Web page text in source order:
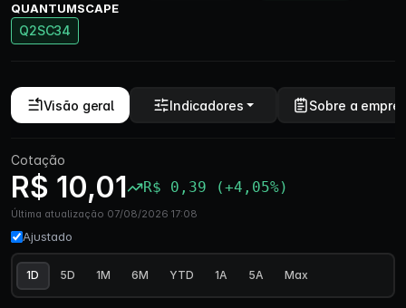
QUANTUMSCAPE
Q2SC34
Visão geral Indicadores Sobre a
Cotação
R$ 10,01 R$ 0,39 (+4,05%)
Última atualização 07/08/2026 17:08
Ajustado
1D 5D 1M 6M YTD 1A 5A Max